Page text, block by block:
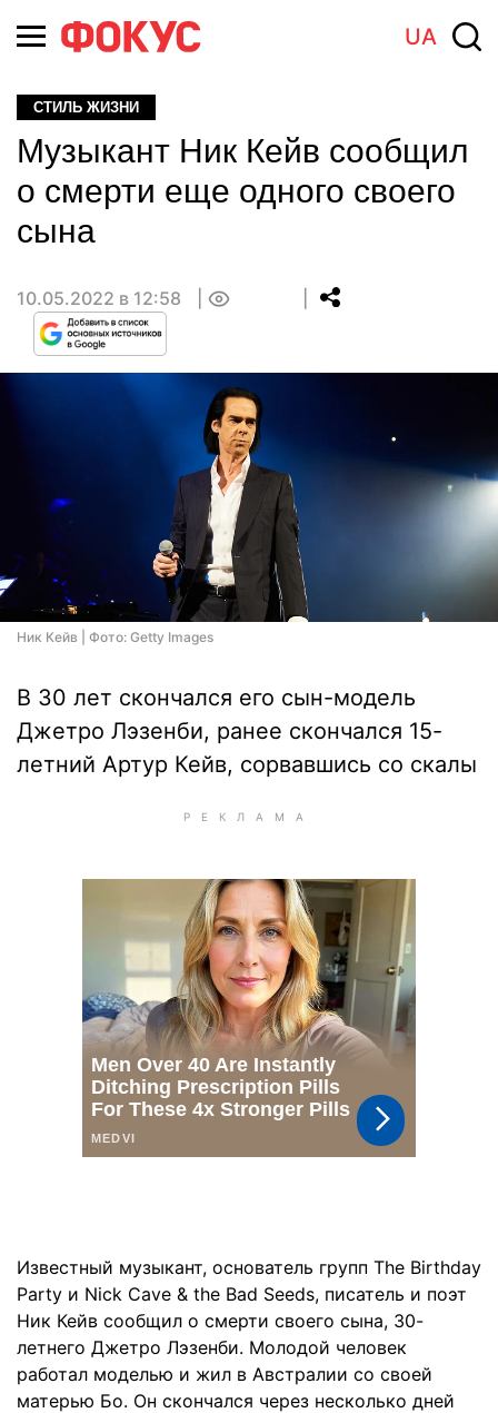
UA
СТИЛЬ ЖИЗНИ
Музыкант Ник Кейв сообщил
о смерти еще одного своего
сына
10.05.2022 в 12:58
Ник Кейв | Фото: Getty Images
В 30 лет скончался его сын-модель
Джетро Лэзенби, ранее скончался 15-
летний Артур Кейв, сорвавшись со скалы
Известный музыкант, основатель групп The Birthday
Party и Nick Cave & the Bad Seeds, писатель и поэт
Ник Кейв сообщил о смерти своего сына, 30-
летнего Джетро Лэзенби. Молодой человек
работал моделью и жил в Австралии со своей
матерью Бо. Он скончался через несколько дней